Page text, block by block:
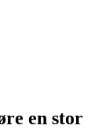
en stor